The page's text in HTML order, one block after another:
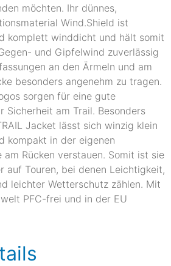
möchten. Ihr dünnes,
Wind.Shield ist
komplett winddicht und hält somit
und Gipfelwind zuverlässig
an den Ärmeln und am
besonders angenehm zu tragen.
sorgen für eine gute
Sicherheit am Trail. Besonders
Jacket lässt sich winzig klein
kompakt in der eigenen
am Rücken verstauen. Somit ist sie
auf Touren, bei denen Leichtigkeit,
leichter Wetterschutz zählen. Mit
PFC-frei und in der EU